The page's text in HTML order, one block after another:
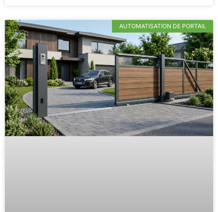
AUTOMATISATION DE PORTAIL